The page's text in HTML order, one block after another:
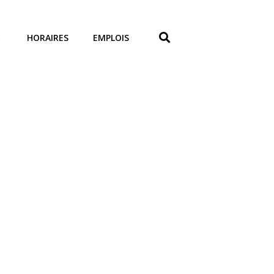
HORAIRES EMPLOIS